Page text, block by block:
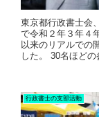
東京都行政書士会
で令和２年３年４
以来のリアルでの
した。 30名ほどの
行政書士の支部活動